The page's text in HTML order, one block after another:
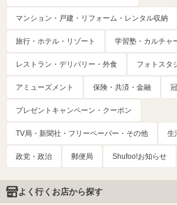
マンション・戸建・リフォーム・レンタル収納
旅行・ホテル・リゾート 学習塾・カルチャ
レストラン・デリバリー・外食 フォトスタ
アミューズメント 保険・共済・金融
プレゼントキャンペーン・クーポン
TV局・新聞社・フリーペーパー・その他 生
政党・政治 郵便局 Shufoo!お知らせ
よく行くお店から探す